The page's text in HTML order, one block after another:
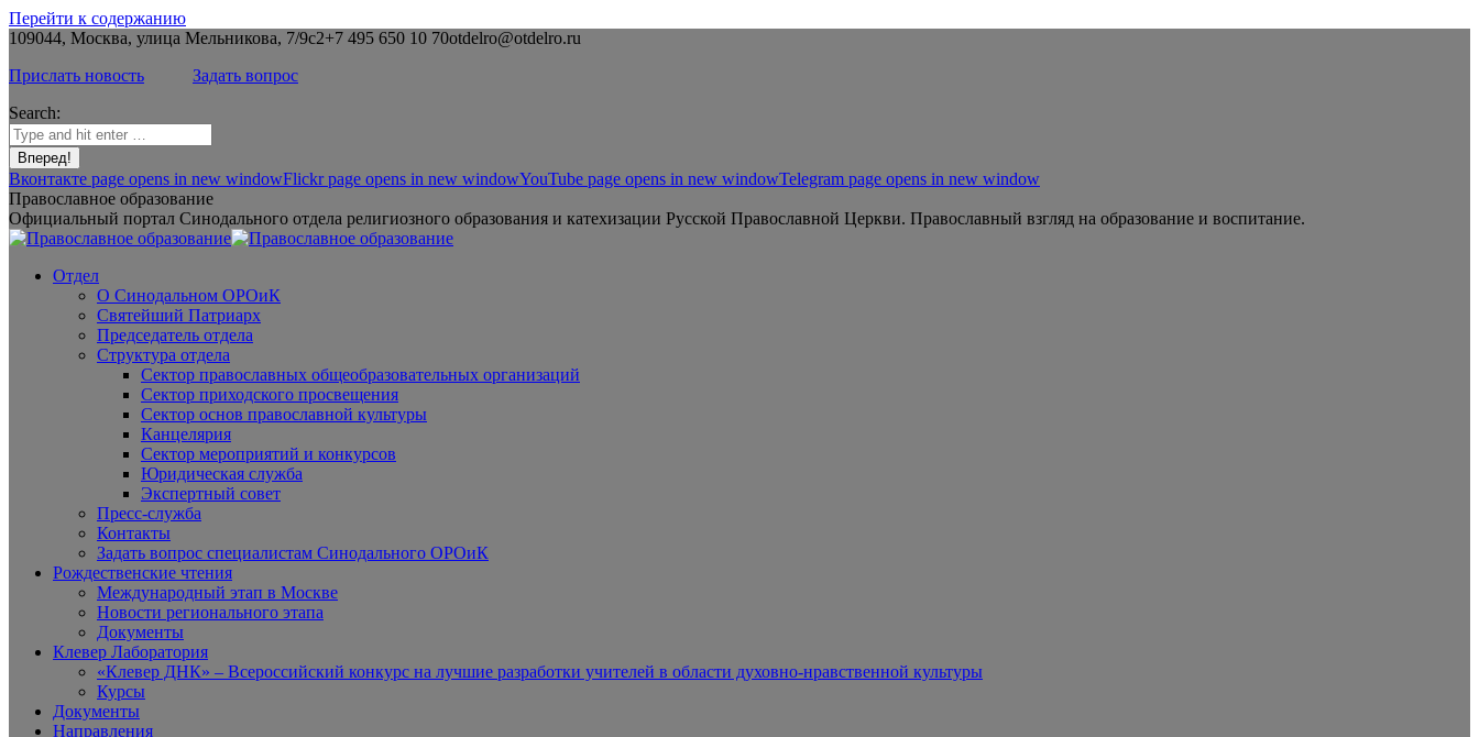
Перейти к содержанию
109044, Москва, улица Мельникова, 7/9с2+7 495 650 10 70otdelro@otdelro.ru
Прислать новость
Задать вопрос
Search:
Вконтакте page opens in new windowFlickr page opens in new windowYouTube page opens in new windowTelegram page opens in new window
Православное образование
Официальный портал Синодального отдела религиозного образования и катехизации Русской Православной Церкви. Православный взгляд на образование и воспитание.
Отдел
О Синодальном ОРОиК
Святейший Патриарх
Председатель отдела
Структура отдела
Сектор православных общеобразовательных организаций
Сектор приходского просвещения
Сектор основ православной культуры
Канцелярия
Сектор мероприятий и конкурсов
Юридическая служба
Экспертный совет
Пресс-служба
Контакты
Задать вопрос специалистам Синодального ОРОиК
Рождественские чтения
Международный этап в Москве
Новости регионального этапа
Документы
Клевер Лаборатория
«Клевер ДНК» – Всероссийский конкурс на лучшие разработки учителей в области духовно-нравственной культуры
Курсы
Документы
Направления